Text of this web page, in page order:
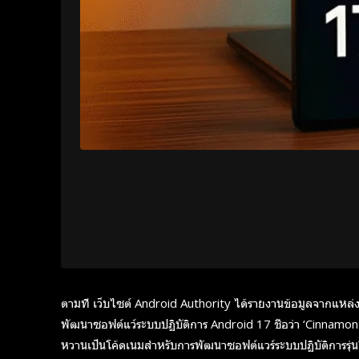
ตามที เว็บไซต์ Android Authority ได้รายงานข้อมูลจากแหล่
พัฒนาซอฟต์แว์ระบบปฏิบัติการ Android 17 ชื่อว่า
หวานเป็นโค้ดเนมสำหรับการพัฒนาซอฟต์แวร์ระบบปฏิบัติการรุ่